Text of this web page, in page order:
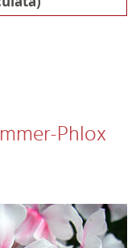
Phlox